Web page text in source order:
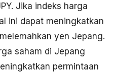
Jika indeks harga
ini dapat meningkatkan
yen Jepang.
saham di Jepang
permintaan